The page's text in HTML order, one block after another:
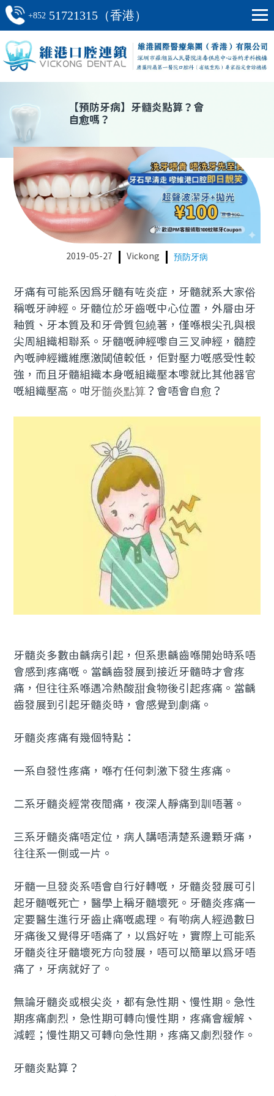
+852 51721315（香港）
【預防牙病】 牙髓炎點算？會
自愈嗎？
2019-05-27 Vickong 預防牙病
牙痛有可能系因為牙髓有咗炎症，牙髓就系大家俗
稱嘅牙神經。牙髓位於牙齒嘅中心位置，外層由牙
釉質、牙本質及和牙骨質包繞著，僅喺根尖孔與根
尖周組織相聯系。牙髓嘅神經嚟自三叉神經，髓腔
內嘅神經纖維應激閾值較低，佢對壓力嘅感受性較
強，而且牙髓組織本身嘅組織壓本嚟就比其他器官
嘅組織壓高。咁牙髓炎點算 ？會唔會自愈？
牙髓炎多數由齲病引起，但系患齲齒喺開始時系唔
會感到疼痛嘅。當齲齒發展到接近牙髓時才會疼
痛，但往往系喺遇冷熱酸甜食物後引起疼痛。當齲
齒發展到引起牙髓炎時，會感覺到劇痛。
牙髓炎疼痛有幾個特點：
一系自發性疼痛，喺冇任何刺激下發生疼痛。
二系牙髓炎經常夜間痛，夜深人靜痛到訓唔著。
三系牙髓炎痛唔定位，病人講唔清楚系邊顆牙痛，
往往系一側或一片。
牙髓一旦發炎系唔會自行好轉嘅，牙髓炎發展可引
起牙髓嘅死亡，醫學上稱牙髓壞死。牙髓炎疼痛一
定要醫生進行牙齒止痛嘅處理。有啲病人經過數日
牙痛後又覺得牙唔痛了，以為好咗，實際上可能系
牙髓炎往牙髓壞死方向發展，唔可以簡單以為牙唔
痛了，牙病就好了。
無論牙髓炎或根尖炎，都有急性期、慢性期。急性
期疼痛劇烈，急性期可轉向慢性期，疼痛會緩解、
減輕；慢性期又可轉向急性期，疼痛又劇烈發作。
牙髓炎點算？